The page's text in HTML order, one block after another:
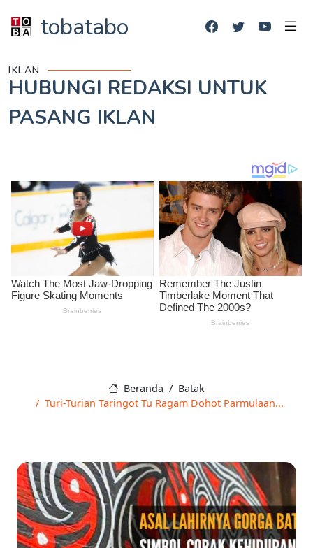
tobatabo
IKLAN
HUBUNGI REDAKSI UNTUK
PASANG IKLAN
Beranda
Batak
Turi-Turian Taringot Tu Ragam Dohot Parmulaan...